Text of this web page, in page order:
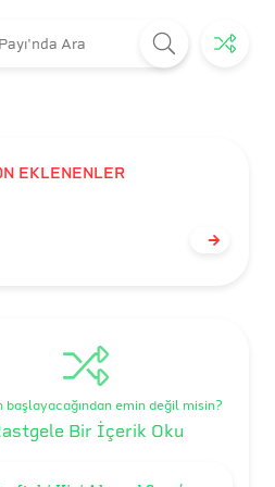
EKLENENLER
başlayacağından emin değil misin?
Bir İçerik Oku